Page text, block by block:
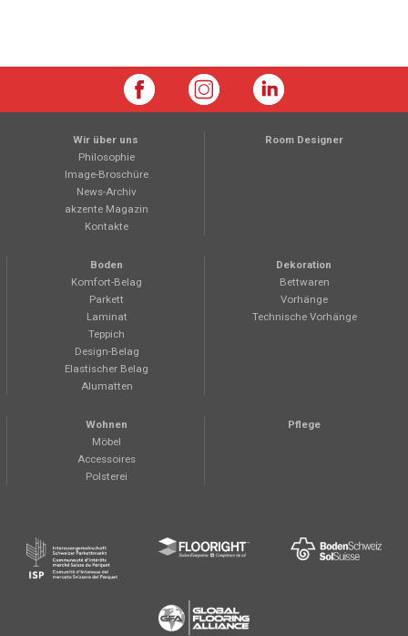
Wir über uns
Philosophie
Image-Broschüre
News-Archiv
akzente Magazin
Kontakte
Room Designer
Boden
Komfort-Belag
Parkett
Laminat
Teppich
Design-Belag
Elastischer Belag
Alumatten
Dekoration
Bettwaren
Vorhänge
Technische Vorhänge
Wohnen
Möbel
Accessoires
Polsterei
Pflege